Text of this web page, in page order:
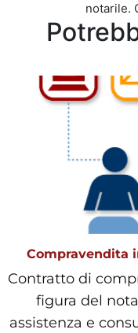
notarile.
Compravendita
Contratto di
figura del
assistenza e